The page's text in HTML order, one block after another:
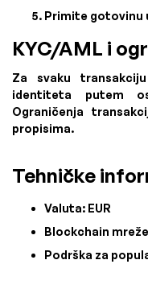
Primite gotovinu
KYC/AML i
Za svaku
identiteta putem
Ograničenja
propisima.
Tehničke
Valuta: EUR
Blockchain
Podrška za